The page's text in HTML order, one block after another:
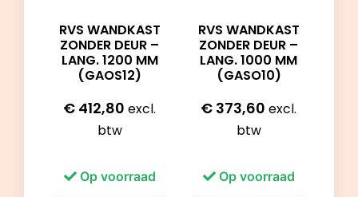
RVS WANDKAST
ZONDER DEUR –
LANG. 1200 MM
(GAOS12)
€ 412,80 excl.
btw
Op voorraad
RVS WANDKAST
ZONDER DEUR –
LANG. 1000 MM
(GASO10)
€ 373,60 excl.
btw
Op voorraad